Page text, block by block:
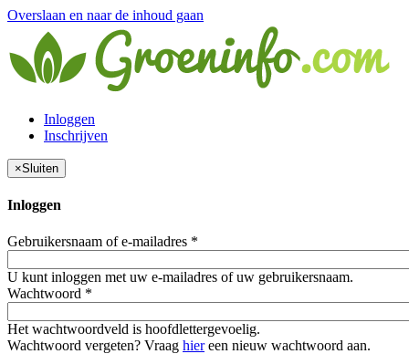
Overslaan en naar de inhoud gaan
Inloggen
Inschrijven
×Sluiten
Inloggen
Gebruikersnaam of e-mailadres *
U kunt inloggen met uw e-mailadres of uw gebruikersnaam.
Wachtwoord *
Het wachtwoordveld is hoofdlettergevoelig.
Wachtwoord vergeten? Vraag hiereen nieuw wachtwoord aan.